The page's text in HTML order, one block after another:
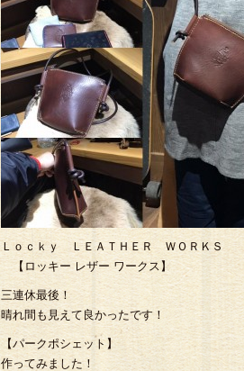
グ# トラッカーウォレット
Ｌｏｃｋｙ ＬＥＡＴＨＥＲ ＷＯＲＫＳ
【ロッキー レザー ワークス】
三連休最後！
晴れ間も見えて良かったです！
【パークポシェット】
作ってみました！